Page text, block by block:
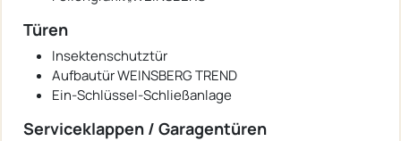
Türen
Insektenschutztür
Aufbautür WEINSBERG TREND
Ein-Schlüssel-Schließanlage
Serviceklappen / Garagentüren